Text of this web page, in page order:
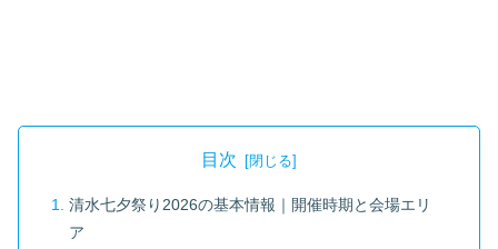
目次
清水七夕祭り2026の基本情報｜開催時期と会場エリ
ア